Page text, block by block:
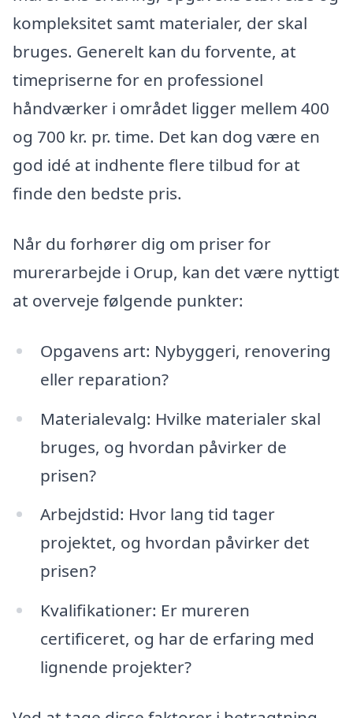
kompleksitet samt materialer, der skal
bruges. Generelt kan du forvente, at
timepriserne for en professionel
håndværker i området ligger mellem 400
og 700 kr. pr. time. Det kan dog være en
god idé at indhente flere tilbud for at
finde den bedste pris.
Når du forhører dig om priser for
murerarbejde i Orup, kan det være nyttigt
at overveje følgende punkter:
Opgavens art: Nybyggeri, renovering
eller reparation?
Materialevalg: Hvilke materialer skal
bruges, og hvordan påvirker de
prisen?
Arbejdstid: Hvor lang tid tager
projektet, og hvordan påvirker det
prisen?
Kvalifikationer: Er mureren
certificeret, og har de erfaring med
lignende projekter?